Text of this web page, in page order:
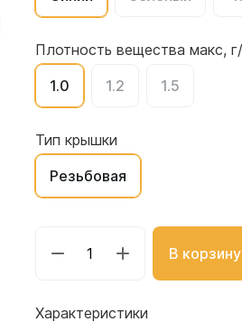
ЦКТ для ферментации
Плотность вещества макс,
1.0
1.2 1.5
Тип крышки
Резьбовая
В корзину
Характеристики